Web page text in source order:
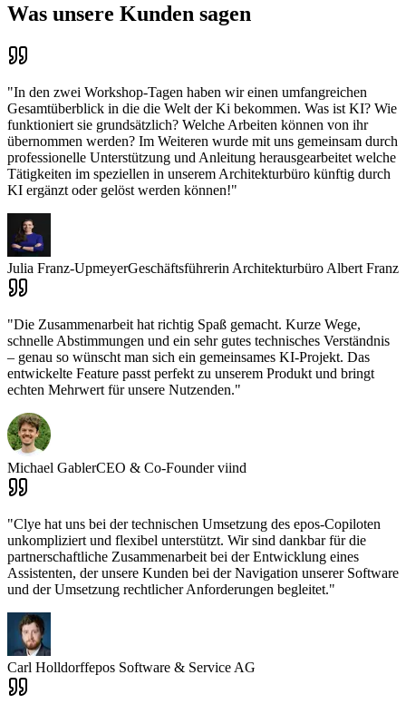
Was unsere Kunden sagen
"In den zwei Workshop-Tagen haben wir einen umfangreichen
Gesamtüberblick in die die Welt der Ki bekommen. Was ist KI? Wie
funktioniert sie grundsätzlich? Welche Arbeiten können von ihr
übernommen werden? Im Weiteren wurde mit uns gemeinsam durch
professionelle Unterstützung und Anleitung herausgearbeitet welche
Tätigkeiten im speziellen in unserem Architekturbüro künftig durch
KI ergänzt oder gelöst werden können!"
Julia Franz-UpmeyerGeschäftsführerin Architekturbüro Albert Franz
"Die Zusammenarbeit hat richtig Spaß gemacht. Kurze Wege,
schnelle Abstimmungen und ein sehr gutes technisches Verständnis
– genau so wünscht man sich ein gemeinsames KI-Projekt. Das
entwickelte Feature passt perfekt zu unserem Produkt und bringt
echten Mehrwert für unsere Nutzenden."
Michael GablerCEO & Co-Founder viind
"Clye hat uns bei der technischen Umsetzung des epos-Copiloten
unkompliziert und flexibel unterstützt. Wir sind dankbar für die
partnerschaftliche Zusammenarbeit bei der Entwicklung eines
Assistenten, der unsere Kunden bei der Navigation unserer Software
und der Umsetzung rechtlicher Anforderungen begleitet."
Carl Holldorffepos Software & Service AG